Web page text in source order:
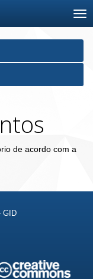
de acordo com a
GID